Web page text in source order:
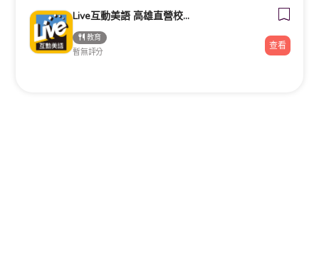
Live互動美語 高雄直營校｜幼兒美語班｜小一先修班｜兒童美語班｜自然發音班｜全民英檢班｜課輔班
教育
暫無評分
查看